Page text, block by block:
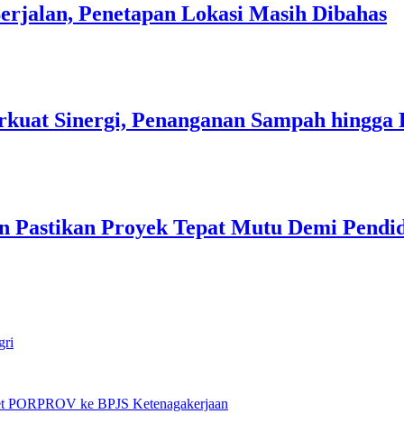
Penetapan Lokasi Masih Dibahas
Sinergi, Penanganan Sampah hingga
Pastikan Proyek Tepat Mutu Demi
ke BPJS Ketenagakerjaan